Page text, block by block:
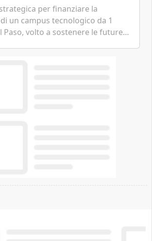
per finanziare la
un campus tecnologico da 1
Paso, volto a sostenere le future